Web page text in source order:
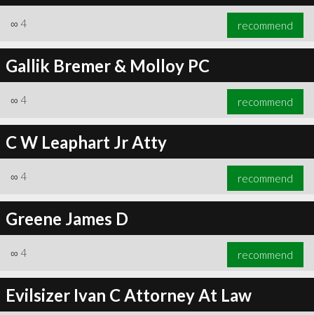
∞ 4 recommend
Gallik Bremer & Molloy PC
∞ 4 recommend
C W Leaphart Jr Atty
∞ 4 recommend
Greene James D
∞ 4 recommend
Evilsizer Ivan C Attorney At Law